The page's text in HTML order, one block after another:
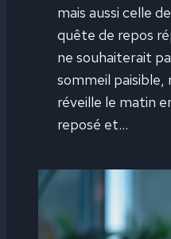
mais aussi celle
quête de repos
ne souhaiterait
sommeil
réveille le matin
reposé et…